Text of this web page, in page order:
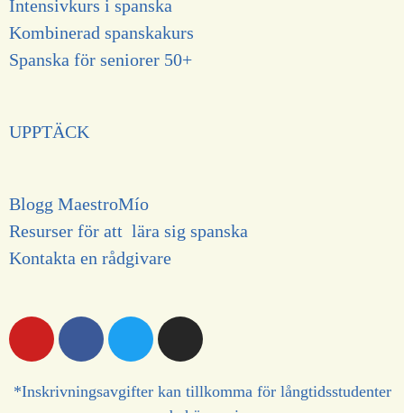
Intensivkurs i spanska
Kombinerad spanskakurs
Spanska för seniorer 50+
UPPTÄCK
Blogg MaestroMío
Resurser för att lära sig spanska
Kontakta en rådgivare
*Inskrivningsavgifter kan tillkomma för långtidsstudenter